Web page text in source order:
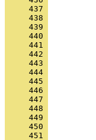
     437
     438
     439
     440
     441
     442
     443
     444
     445
     446
     447
     448
     449
     450
     451